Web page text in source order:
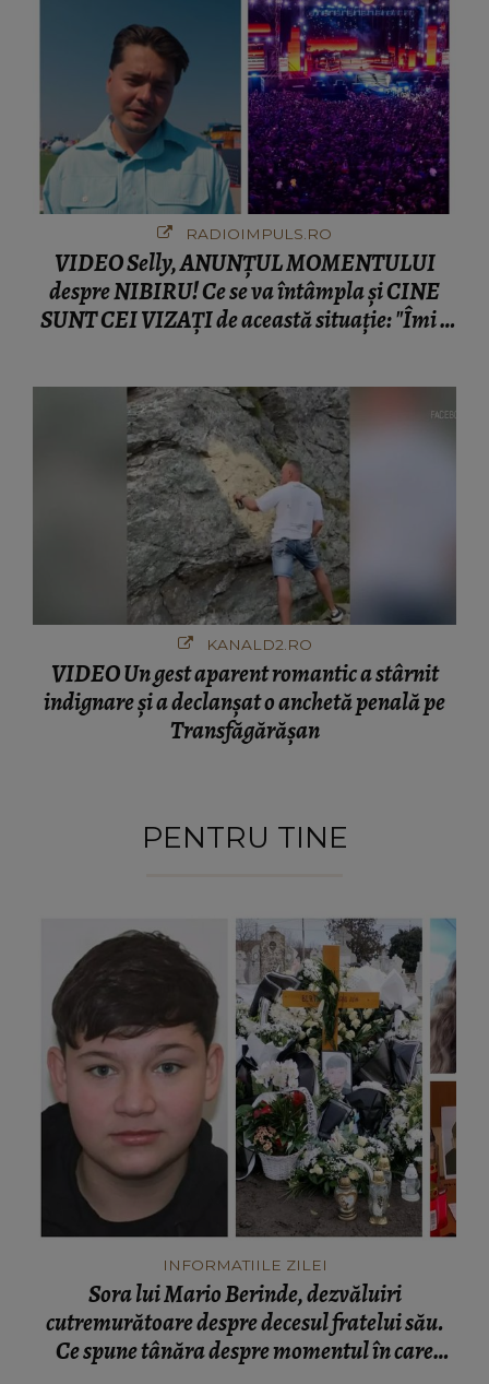
RADIOIMPULS.RO
VIDEO Selly, ANUNȚUL MOMENTULUI
despre NIBIRU! Ce se va întâmpla și CINE
SUNT CEI VIZAȚI de această situație: "Îmi e
KANALD2.RO
VIDEO Un gest aparent romantic a stârnit
indignare și a declanșat o anchetă penală pe
Transfăgărășan
PENTRU TINE
INFORMATIILE ZILEI
Sora lui Mario Berinde, dezvăluiri
cutremurătoare despre decesul fratelui său.
Ce spune tânăra despre momentul în care